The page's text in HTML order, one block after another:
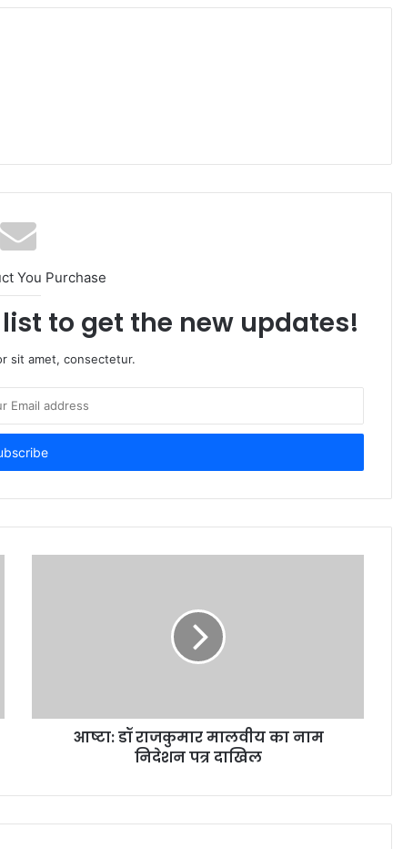
You Purchase
to get the new updates!
sit amet, consectetur.
आष्टा: डॉ राजकुमार मालवीय का नाम
निदेशन पत्र दाखिल